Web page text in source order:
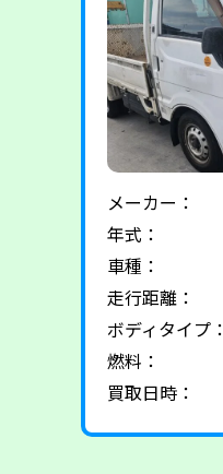
メーカー：
年式：
車種：
走行距離：
ボディタイプ：
燃料：
買取日時：